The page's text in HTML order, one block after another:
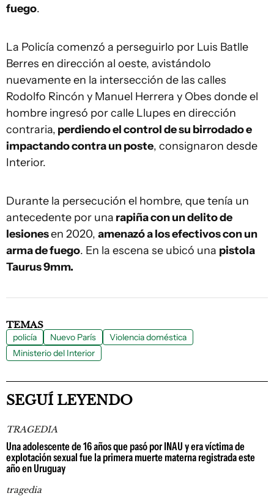
fuego.
La Policía comenzó a perseguirlo por Luis Batlle
Berres en dirección al oeste, avistándolo
nuevamente en la intersección de las calles
Rodolfo Rincón y Manuel Herrera y Obes donde el
hombre ingresó por calle Llupes en dirección
contraria, perdiendo el control de su birrodado e
impactando contra un poste, consignaron desde
Interior.
Durante la persecución el hombre, que tenía un
antecedente por una rapiña con un delito de
lesionesen 2020, amenazó a los efectivos con un
arma de fuego. En la escena se ubicó una pistola
Taurus 9mm.
TEMAS
policía Nuevo París
Violencia doméstica
Ministerio del Interior
SEGUÍ LEYENDO
TRAGEDIA
Una adolescente de 16 años que pasó por INAU y era víctima de
explotación sexual fue la primera muerte materna registrada este
año en Uruguay
tragedia